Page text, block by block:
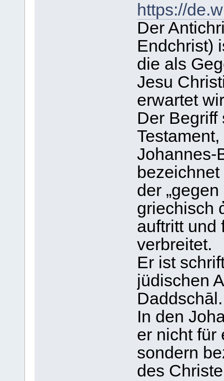
https://
Der
Endchrist)
die als
Jesu
erwartet
Der Begriff
Johannes-
der
griechisch
auftritt und
verbreitet.
Er ist
jüdischen
Daddschāl.
In den
er nicht für
sondern
des